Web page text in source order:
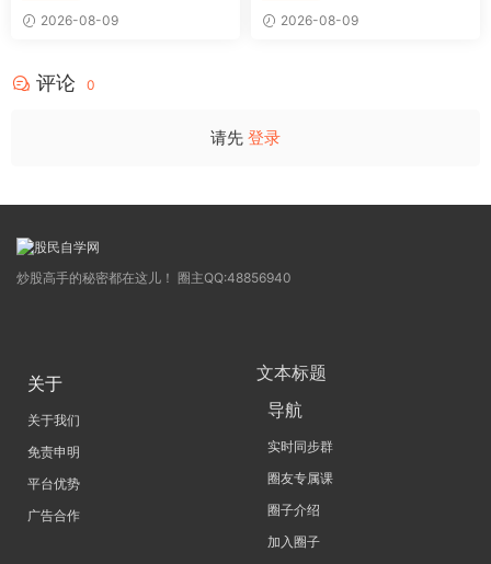
〖利多阳〗副图/选股 全均线
多头排列与超强阳线选股策略
2026-08-09
〖踏浪而行〗副图指标 用筹码
和MACD捕捉市场的节奏 源码
2026-08-09
评论 0
请先 登录
炒股高手的秘密都在这儿！ 圈主QQ:48856940
关于
关于我们
免责申明
平台优势
广告合作
文本标题
导航
实时同步群
圈友专属课
圈子介绍
加入圈子